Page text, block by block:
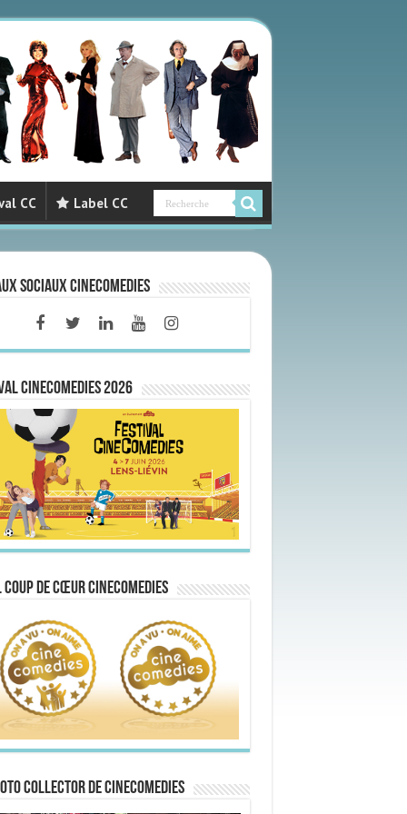
CC Label CC
sociaux CineComedies
CINECOMEDIES 2026
de Cœur CineComedies
collector de CineComedies